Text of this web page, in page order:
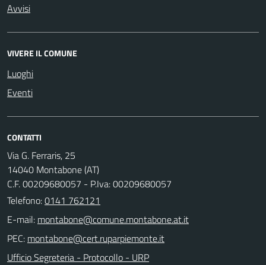
Avvisi
VIVERE IL COMUNE
Luoghi
Eventi
CONTATTI
Via G. Ferraris, 25
14040 Montabone (AT)
C.F. 00209680057 - P.Iva: 00209680057
Telefono:0141 762121
E-mail:
PEC:
Ufficio Segreteria - Protocollo - URP